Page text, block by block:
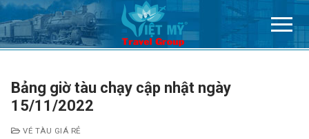
Chuyển
đến
nội
Bảng giờ tàu chạy cập nhật ngày
15/11/2022
VÉ TÀU GIÁ RẺ